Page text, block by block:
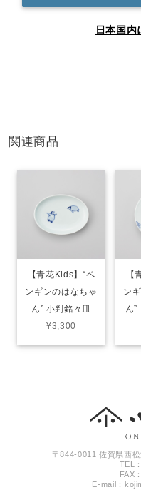
日本国
関連商品
【青花Kids】“ペ
ンギンのはなちゃ
ん” 小判銘々皿
¥3,300
【
ン
ん
〒844-0011 佐賀県西
TEL
FAX
E-mail：